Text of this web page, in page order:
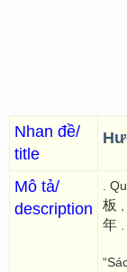
Nhan đề/
title
Mô tả/
description
.
板
年